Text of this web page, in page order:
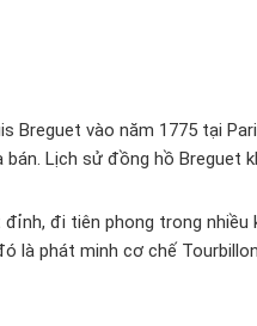
vào năm 1775 tại
Lịch sử đồng hồ Breguet
đi tiên phong trong
là phát minh cơ chế